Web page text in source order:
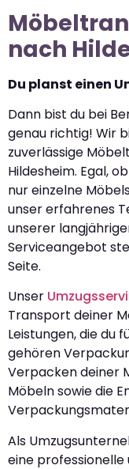
nach
Du planst einen
Dann bist du bei
genau richtig! Wir
zuverlässige
Hildesheim. Egal,
nur einzelne
unser erfahrenes
unserer
Serviceangebot
Seite.
Unser
Transport deiner
Leistungen, die du
gehören
Verpacken deiner
Möbeln sowie die
Als
eine professionelle